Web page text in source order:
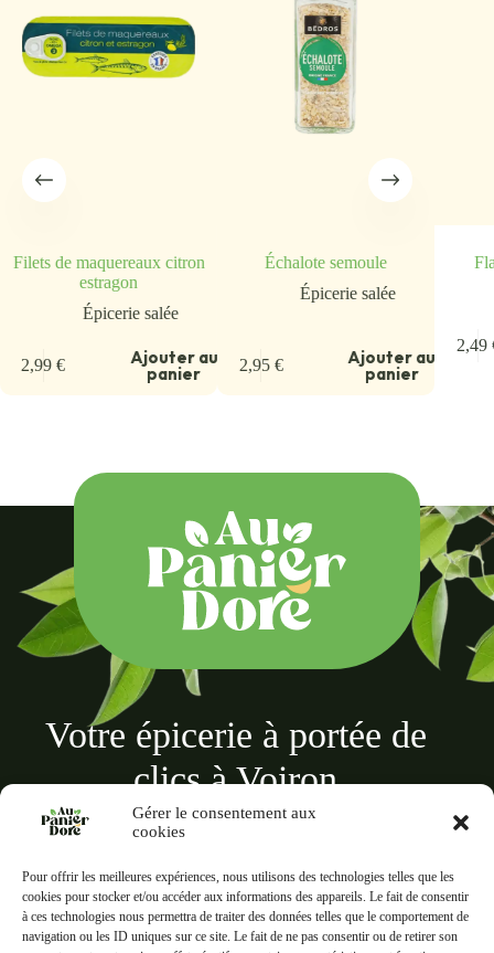
Gérer le consentement aux
cookies
Pour offrir les meilleures expériences, nous utilisons des technologies telles que les
cookies pour stocker et/ou accéder aux informations des appareils. Le fait de consentir
à ces technologies nous permettra de traiter des données telles que le comportement de
navigation ou les ID uniques sur ce site. Le fait de ne pas consentir ou de retirer son
Filets de maquereaux citron
estragon
Épicerie salée
2,99€ Ajouter au
panier
Échalote semoule
Épicerie salée
2,95 € Ajouter au
panier
2,49
Votre épicerie à portée de
clics à Voiron
Au panier doré
18 Rue des Terreaux, 38500 Voiron